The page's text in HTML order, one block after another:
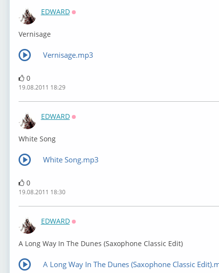
EDWARD
Vernisage
Vernisage.mp3
0
19.08.2011 18:29
EDWARD
White Song
White Song.mp3
0
19.08.2011 18:30
EDWARD
A Long Way In The Dunes (Saxophone Classic Edit)
A Long Way In The Dunes (Saxophone Classic